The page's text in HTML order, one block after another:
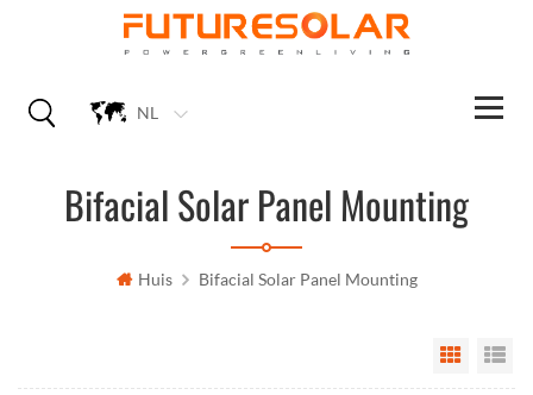
NL
Bifacial Solar Panel Mounting
Huis Bifacial Solar Panel Mounting
Grid